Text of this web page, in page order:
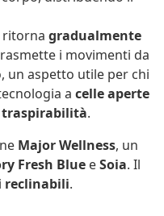
ritorna gradualmente
i movimenti da
un aspetto utile per chi
a celle aperte
traspirabilità.
Major Wellness, un
Fresh Blue eSoia. Il
reclinabili.